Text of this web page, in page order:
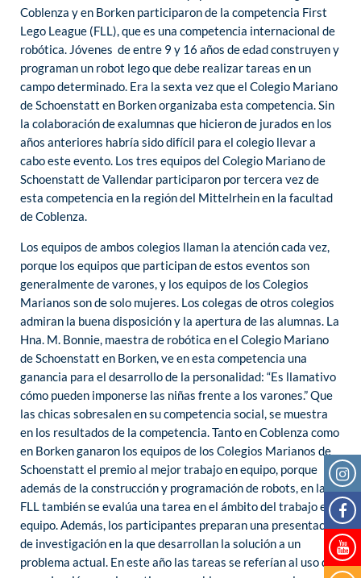
Coblenza y en Borken participaron de la competencia First
Lego League (FLL), que es una competencia internacional de
robótica. Jóvenes de entre 9 y 16 años de edad construyen y
programan un robot lego que debe realizar tareas en un
campo determinado. Era la sexta vez que el Colegio Mariano
de Schoenstatt en Borken organizaba esta competencia. Sin
la colaboración de exalumnas que hicieron de jurados en los
años anteriores habría sido difícil para el colegio llevar a
cabo este evento. Los tres equipos del Colegio Mariano de
Schoenstatt de Vallendar participaron por tercera vez de
esta competencia en la región del Mittelrhein en la facultad
de Coblenza.
Los equipos de ambos colegios llaman la atención cada vez,
porque los equipos que participan de estos eventos son
generalmente de varones, y los equipos de los Colegios
Marianos son de solo mujeres. Los colegas de otros colegios
admiran la buena disposición y la apertura de las alumnas. La
Hna. M. Bonnie, maestra de robótica en el Colegio Mariano
de Schoenstatt en Borken, ve en esta competencia una
ganancia para el desarrollo de la personalidad: “Es llamativo
cómo pueden imponerse las niñas frente a los varones.” Que
las chicas sobresalen en su competencia social, se muestra
en los resultados de la competencia. Tanto en Coblenza como
en Borken ganaron los equipos de los Colegios Marianos de
Schoenstatt el premio al mejor trabajo en equipo, porque
además de la construcción y programación de robots, en la
FLL también se evalúa una tarea en el ámbito del trabajo en
equipo. Además, los participantes preparan una presentación
de investigación en la que desarrollan la solución a un
problema actual. En este año las tareas se referían al uso del